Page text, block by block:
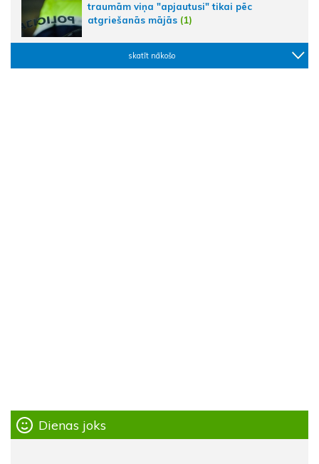
traumām viņa "apjautusi" tikai pēc
atgriešanās mājās (1)
skatīt nākošo
Dienas joks